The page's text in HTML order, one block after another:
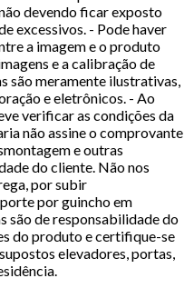
devendo ficar exposto
excessivos. - Pode haver
a imagem e o produto
e a calibração de
são meramente ilustrativas,
e eletrônicos. - Ao
verificar as condições da
não assine o comprovante
e outras
do cliente. Não nos
por subir
por guincho em
são de responsabilidade do
do produto e certifique-se
elevadores, portas,